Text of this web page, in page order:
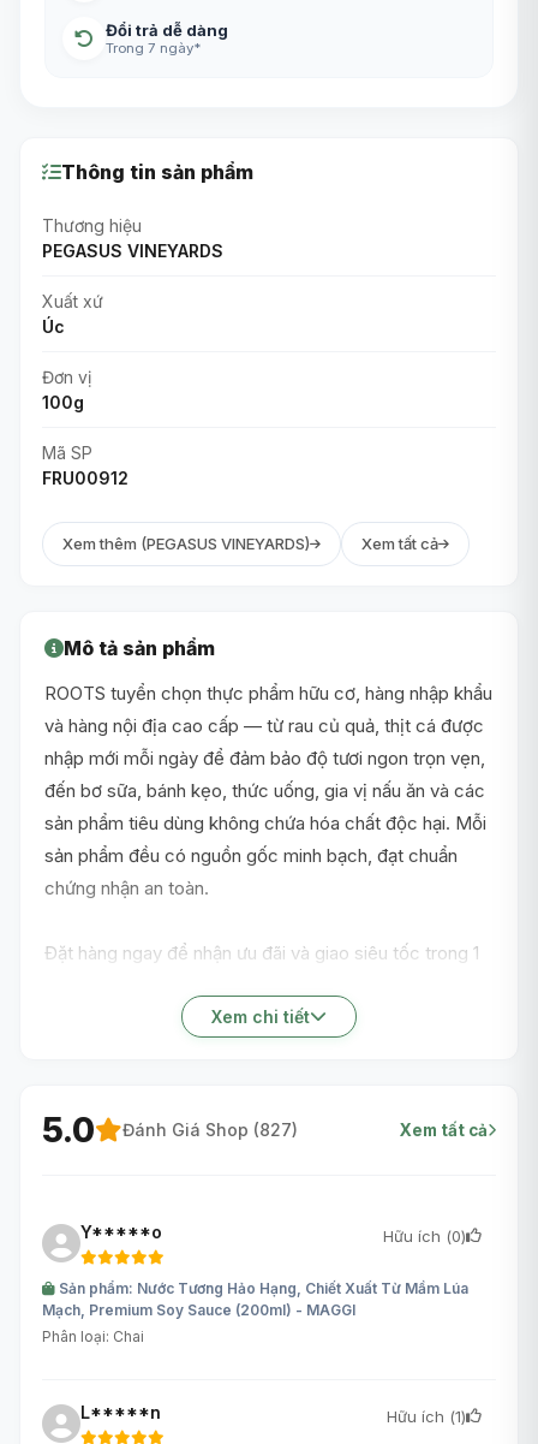
Đổi trả dễ dàng
Trong 7 ngày*
Thông tin sản phẩm
Thương hiệu
PEGASUS VINEYARDS
Xuất xứ
Úc
Đơn vị
100g
Mã SP
FRU00912
Xem thêm (PEGASUS VINEYARDS) Xem tất cả
Mô tả sản phẩm
ROOTS tuyển chọn thực phẩm hữu cơ, hàng nhập khẩu
và hàng nội địa cao cấp — từ rau củ quả, thịt cá được
nhập mới mỗi ngày để đảm bảo độ tươi ngon trọn vẹn,
đến bơ sữa, bánh kẹo, thức uống, gia vị nấu ăn và các
sản phẩm tiêu dùng không chứa hóa chất độc hại. Mỗi
sản phẩm đều có nguồn gốc minh bạch, đạt chuẩn
chứng nhận an toàn.
Đặt hàng ngay để nhận ưu đãi và giao siêu tốc trong 1
Xem chi tiết
5.0 Đánh Giá Shop (827) Xem tất cả
Y*****o Hữu ích (0)
Sản phẩm: Nước Tương Hảo Hạng, Chiết Xuất Từ Mầm Lúa
Mạch, Premium Soy Sauce (200ml) - MAGGI
Phân loại: Chai
L*****n Hữu ích (1)